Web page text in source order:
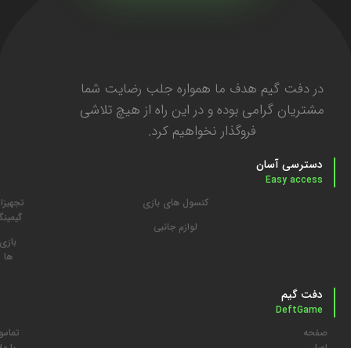
در دفت گیم هدف ما همواره جلب رضایت شما
مشتریان گرامی بوده و در این راه از هیچ تلاشی
فروگذار نخواهیم کرد.
دسترسی آسان
Easy access
کنسول های بازی
لوازم جانبی
بازی
ها
دفت گیم
DeftGame
صفحه